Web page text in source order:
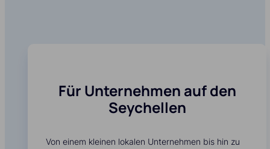
Für Unternehmen auf den
Seychellen
Von einem kleinen lokalen Unternehmen bis hin zu